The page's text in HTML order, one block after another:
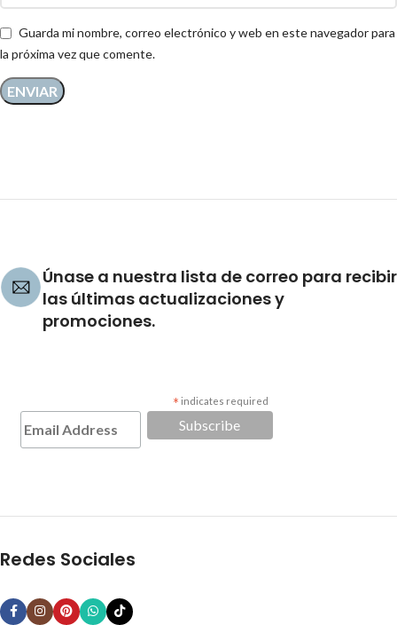
Guarda mi nombre, correo electrónico y web en este navegador para
la próxima vez que comente.
Únase a nuestra lista de correo para recibir
las últimas actualizaciones y
promociones.
* indicates required
Redes Sociales